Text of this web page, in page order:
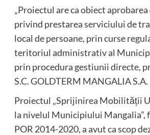
„Proiectul are ca obiect
privind prestarea serviciului de
local de persoane, prin curse
teritoriul administrativ al
prin procedura gestiunii directe,
S.C. GOLDTERM MANGALIA S.A.
Proiectul „Sprijinirea Mobilității
la nivelul Municipiului Mangalia”,
POR 2014-2020, a avut ca scop